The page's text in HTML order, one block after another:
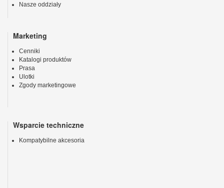
Nasze oddziały
Marketing
Cenniki
Katalogi produktów
Prasa
Ulotki
Zgody marketingowe
Wsparcie techniczne
Kompatybilne akcesoria